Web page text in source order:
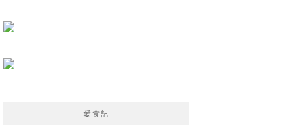
愛食記